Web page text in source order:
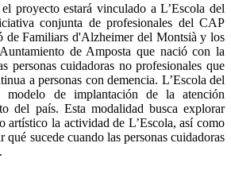
proyecto estará vinculado a L’Escola del
conjunta de profesionales del CAP
de Familiars d'Alzheimer del Montsià y los
de Amposta que nació con la
personas cuidadoras no profesionales que
a personas con demencia. L’Escola del
de implantación de la atención
del país. Esta modalidad busca explorar
artístico la actividad de L’Escola, así como
qué sucede cuando las personas cuidadoras